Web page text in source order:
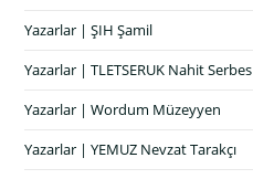
Yazarlar | ŞIH Şamil
Yazarlar | TLETSERUK Nahit Serbes
Yazarlar | Wordum Müzeyyen
Yazarlar | YEMUZ Nevzat Tarakçı